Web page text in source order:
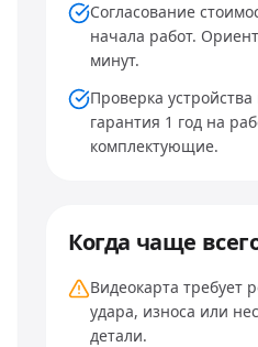
Согласование
начала работ.
минут.
Проверка
гарантия 1 год на
комплектующие.
Когда чаще
Видеокарта требует
удара, износа или
детали.